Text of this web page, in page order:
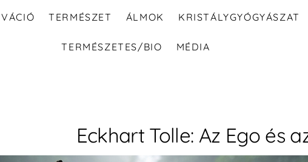
TERMÉSZET ÁLMOK KRISTÁLYGYÓGYÁSZAT
TERMÉSZETES/BIO MÉDIA
Eckhart Tolle: Az Ego és